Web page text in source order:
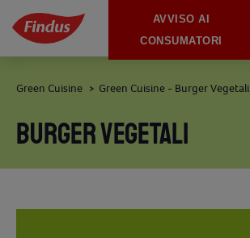
BURGER VEGETALI
Green Cuisine > Green Cuisine - Burger Vegetali
AVVISO AI
CONSUMATORI